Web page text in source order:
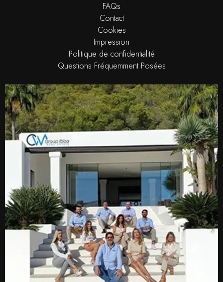
FAQs
Contact
Cookies
Impression
Politique de confidentialité
Questions Fréquemment Posées